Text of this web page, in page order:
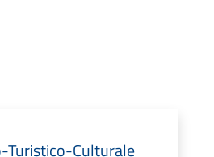
Turistico-Culturale